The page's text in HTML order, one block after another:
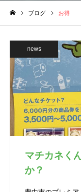
ブログ お得
news
マチカネく
か？